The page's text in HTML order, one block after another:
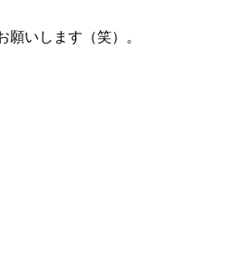
願いします（笑）。